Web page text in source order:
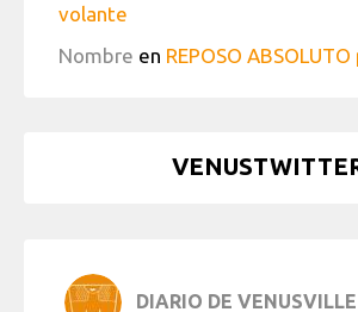
volante
Nombre en REPOSO
DIARIO DE VENUSVILLE